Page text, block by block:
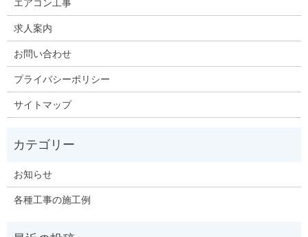
求人案内
お問い合わせ
プライバシーポリシー
サイトマップ
お知らせ
各種工事の施工例